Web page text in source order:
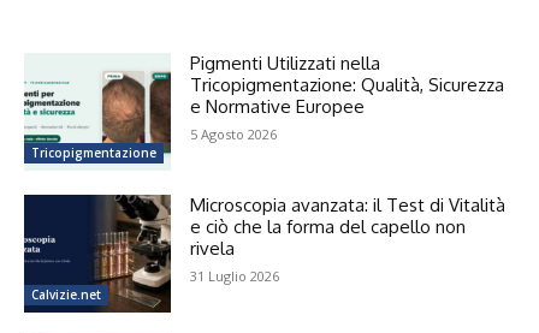
Tricopigmentazione
Pigmenti Utilizzati nella
Tricopigmentazione: Qualità, Sicurezza
e Normative Europee
5 Agosto 2026
Calvizie.net
Microscopia avanzata: il Test di Vitalità
e ciò che la forma del capello non
rivela
31 Luglio 2026